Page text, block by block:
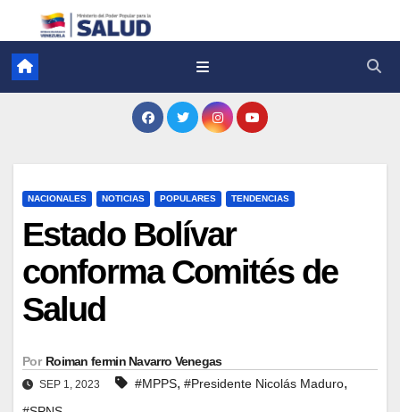
NACIONALES NOTICIAS POPULARES TENDENCIAS
Estado Bolívar
conforma Comités de
Salud
Por Roiman fermin Navarro Venegas
SEP 1, 2023 #MPPS, #Presidente Nicolás Maduro,